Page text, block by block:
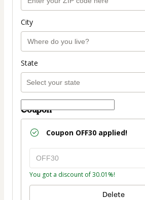
City
State
Coupon
Coupon OFF30 applied!
You got a discount of 30.01%!
Delete